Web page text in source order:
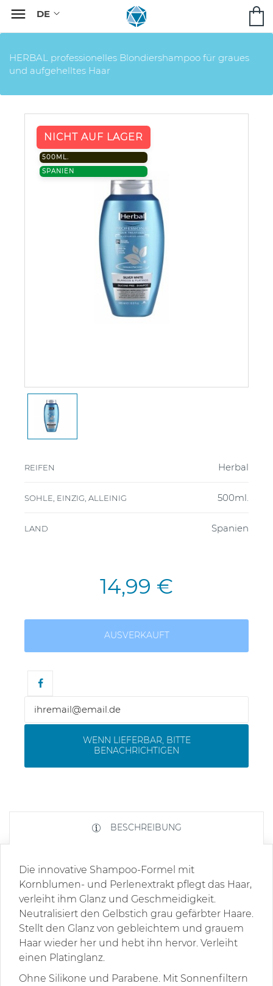

HERBAL professionelles Blondiershampoo für graues
und aufgehelltes Haar
NICHT AUF LAGER
500ML.
SPANIEN
REIFEN Herbal
SOHLE, EINZIG, ALLEINIG 500ml.
LAND Spanien
14,99 €
AUSVERKAUFT
WENN LIEFERBAR, BITTE
BENACHRICHTIGEN
BESCHREIBUNG
Die innovative Shampoo-Formel mit
Kornblumen- und Perlenextrakt pflegt das Haar,
verleiht ihm Glanz und Geschmeidigkeit.
Neutralisiert den Gelbstich grau gefärbter Haare.
Stellt den Glanz von gebleichtem und grauem
Haar wieder her und hebt ihn hervor. Verleiht
einen Platinglanz.
Ohne Silikone und Parabene. Mit Sonnenfiltern